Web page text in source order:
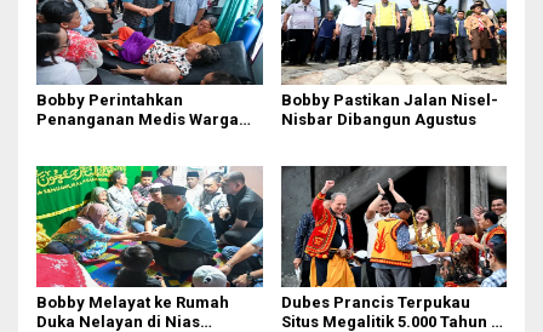
Bobby Perintahkan
Penanganan Medis Warga
Bobby Pastikan Jalan Nisel-
Nisbar Dibangun Agustus
Bobby Melayat ke Rumah
Duka Nelayan di Nias
Dubes Prancis Terpukau
Situs Megalitik 5.000 Tahun di